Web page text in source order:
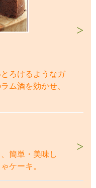
ろけるようなガ
ム酒を効かせ、
簡単・美味し
ケーキ。